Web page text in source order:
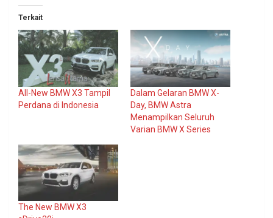
Terkait
All-New BMW X3 Tampil
Perdana di Indonesia
Dalam Gelaran BMW X-
Day, BMW Astra
Menampilkan Seluruh
Varian BMW X Series
The New BMW X3